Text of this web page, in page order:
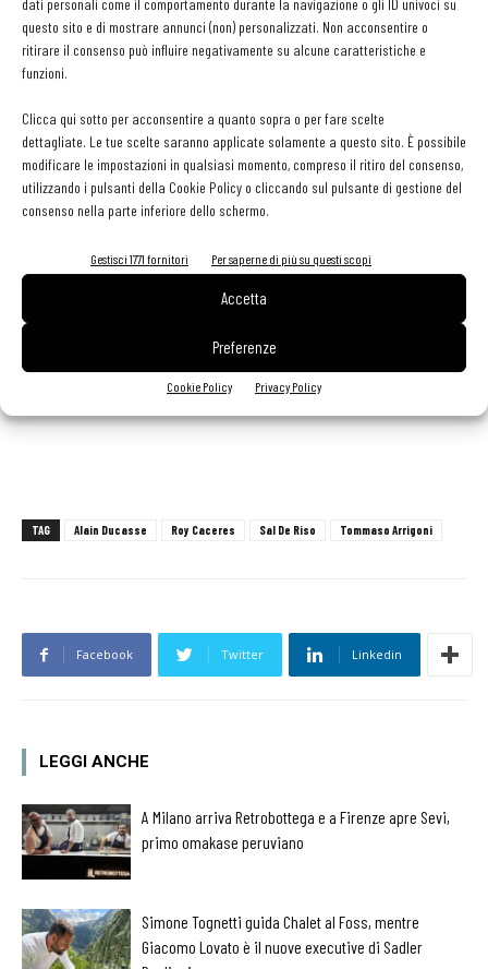
dati personali come il comportamento durante la navigazione o gli ID univoci su
questo sito e di mostrare annunci (non) personalizzati. Non acconsentire o
ritirare il consenso può influire negativamente su alcune caratteristiche e
funzioni.
Clicca qui sotto per acconsentire a quanto sopra o per fare scelte
dettagliate. Le tue scelte saranno applicate solamente a questo sito. È possibile
modificare le impostazioni in qualsiasi momento, compreso il ritiro del consenso,
utilizzando i pulsanti della Cookie Policy o cliccando sul pulsante di gestione del
consenso nella parte inferiore dello schermo.
Gestisci 1771 fornitori Per saperne di più su questi scopi
Accetta
Preferenze
Cookie Policy Privacy Policy
Collezione . Alla guida del ristoranteLe Maschere è
arrivatoMassimo Livan, chef veneziano con un background che
vanta esperienze in importanti strutture ricettive. Il menu punta sul
TRASFERIMENTI
MILANO . Lo chef Tommaso Arrigoni
momento è arrivato: la nuova casa diInnocenti Evasioni,
fondato nel 1998 e premiato per 14 anni con una stella Michelin, ha
trovato casa nel quartiere Bovisa, in via Candiani 66.
TAG Alain Ducasse Roy Caceres Sal De Riso Tommaso Arrigoni
Facebook Twitter Linkedin
LEGGI ANCHE
A Milano arriva Retrobottega e a Firenze apre Sevi,
primo omakase peruviano
Simone Tognetti guida Chalet al Foss, mentre
Giacomo Lovato è il nuove executive di Sadler